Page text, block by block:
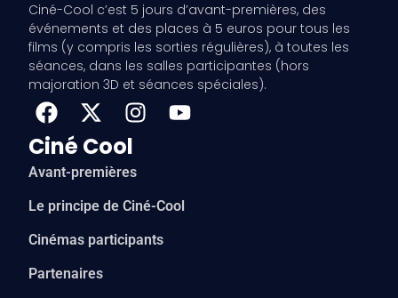
Ciné-Cool c’est 5 jours d’avant-premières, des
événements et des places à 5 euros pour tous les
films (y compris les sorties régulières), à toutes les
séances, dans les salles participantes (hors
majoration 3D et séances spéciales).
Ciné Cool
Avant-premières
Le principe de Ciné-Cool
Cinémas participants
Partenaires